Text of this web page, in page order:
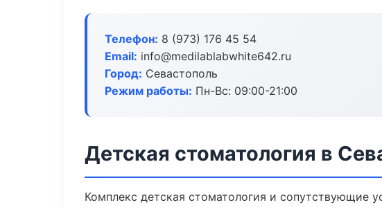
Телефон: 8 (973) 176 45 54
Email: info@medilablabwhite642.ru
Город: Севастополь
Режим работы: Пн-Вс: 09:00-21:00
Детская стоматология в
Комплекс детская стоматология и сопутствующие